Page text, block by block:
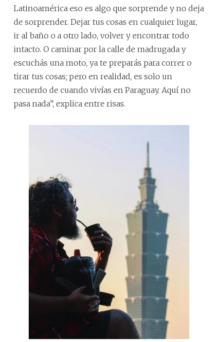
Latinoamérica eso es algo que sorprende y no deja
de sorprender. Dejar tus cosas en cualquier lugar,
ir al baño o a otro lado, volver y encontrar todo
intacto. O caminar por la calle de madrugada y
escuchás una moto, ya te preparás para correr o
tirar tus cosas; pero en realidad, es solo un
recuerdo de cuando vivías en Paraguay. Aquí no
pasa nada”, explica entre risas.